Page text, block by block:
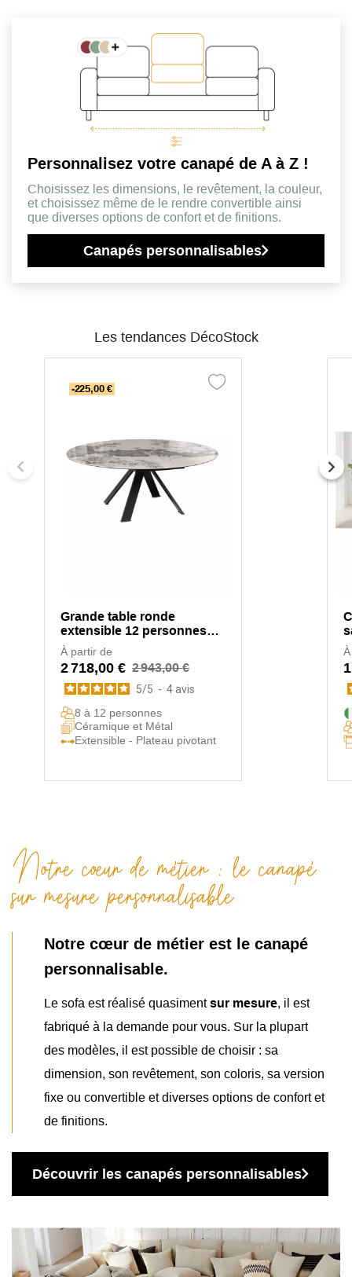
Personnalisez votre canapé de A à Z !
Choisissez les dimensions, le revêtement, la couleur,
et choisissez même de le rendre convertible ainsi
que diverses options de confort et de finitions.
Canapés personnalisables
Les tendances DécoStock
-225,00 €
Grande table ronde
extensible 12 personnes
Austin
À partir de
2 718,00 € 2 943,00 €
5/5 - 4 avis
8 à 12 personnes
Céramique et Métal
Extensible - Plateau pivotant
Notre cœur de métier : le canapé
sur mesure personnalisable
Notre cœur de métier est le canapé
personnalisable.
Le sofa est réalisé quasimentsur mesure, il est
fabriqué à la demande pour vous. Sur la plupart
des modèles, il est possible de choisir : sa
dimension, son revêtement, son coloris, sa version
fixe ou convertible et diverses options de confort et
de finitions.
Découvrir les canapés personnalisables